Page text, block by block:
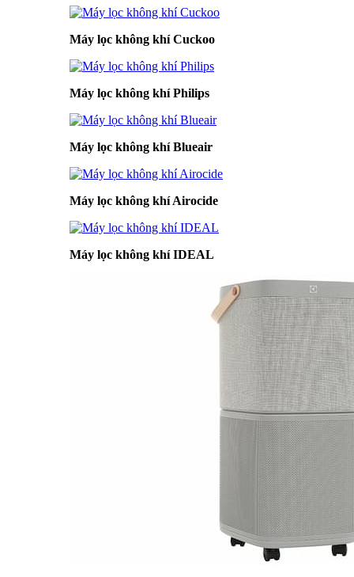
Máy lọc không khí Cuckoo
Máy lọc không khí Philips
Máy lọc không khí Blueair
Máy lọc không khí Airocide
Máy lọc không khí IDEAL